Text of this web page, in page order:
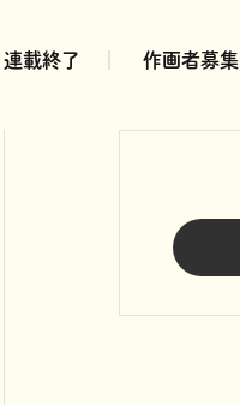
連載終了 作画者募集